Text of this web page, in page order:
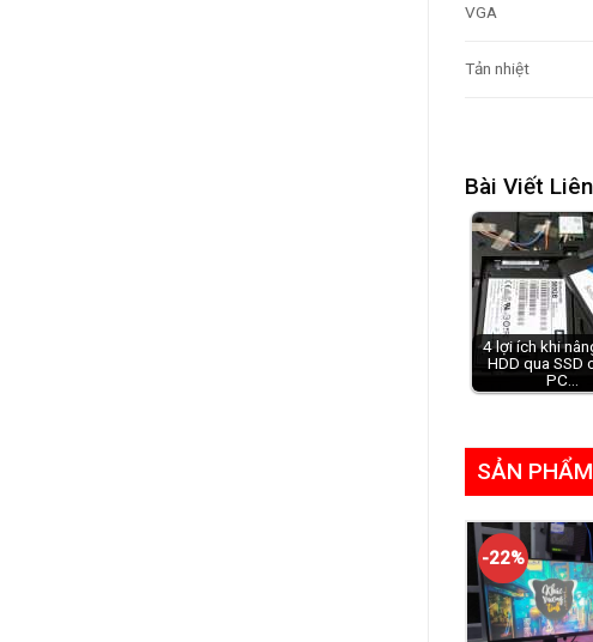
VGA
Tản nhiệt
Bài Viết
4 lợi ích khi
HDD qua SSD
PC…
SẢN
-22%